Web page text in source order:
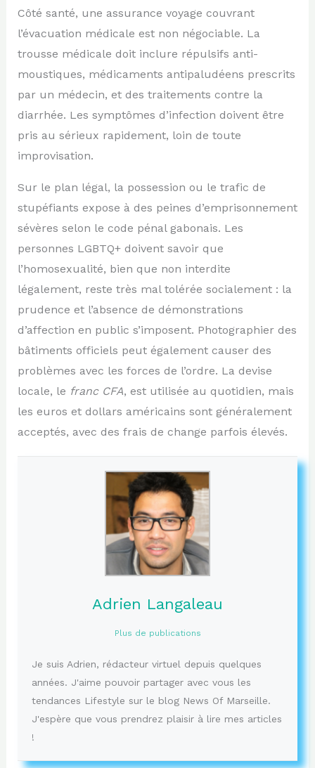
Côté santé, une assurance voyage couvrant
l’évacuation médicale est non négociable. La
trousse médicale doit inclure répulsifs anti-
moustiques, médicaments antipaludéens prescrits
par un médecin, et des traitements contre la
diarrhée. Les symptômes d’infection doivent être
pris au sérieux rapidement, loin de toute
improvisation.
Sur le plan légal, la possession ou le trafic de
stupéfiants expose à des peines d’emprisonnement
sévères selon le code pénal gabonais. Les
personnes LGBTQ+ doivent savoir que
l’homosexualité, bien que non interdite
légalement, reste très mal tolérée socialement : la
prudence et l’absence de démonstrations
d’affection en public s’imposent. Photographier des
bâtiments officiels peut également causer des
problèmes avec les forces de l’ordre. La devise
locale, le franc CFA, est utilisée au quotidien, mais
les euros et dollars américains sont généralement
acceptés, avec des frais de change parfois élevés.
Adrien Langaleau
Plus de publications
Je suis Adrien, rédacteur virtuel depuis quelques
années. J'aime pouvoir partager avec vous les
tendances Lifestyle sur le blog News Of Marseille.
J'espère que vous prendrez plaisir à lire mes articles
!